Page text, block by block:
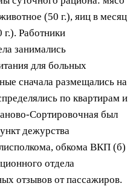
(50 г.), яиц в месяц
Работники
занимались
для больных
сначала размещались на
по квартирам и
Сортировочная был
дежурства
обкома ВКП (б)
отдела
отзывов от пассажиров.